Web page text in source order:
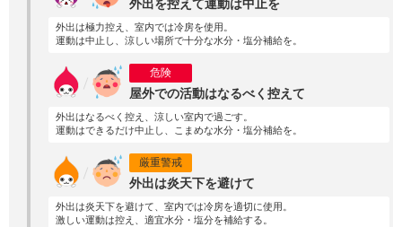
外出を控えて運動は中止を
外出は極力控え、室内では冷房を使用。
運動は中止し、涼しい場所で十分な水分・塩分補給を。
危険
屋外での活動はなるべく控えて
外出はなるべく控え、涼しい室内で過ごす。
運動はできるだけ中止し、こまめな水分・塩分補給を。
厳重警戒
外出は炎天下を避けて
外出は炎天下を避けて、室内では冷房を適切に使用。
激しい運動は控え、適宜水分・塩分を補給する。